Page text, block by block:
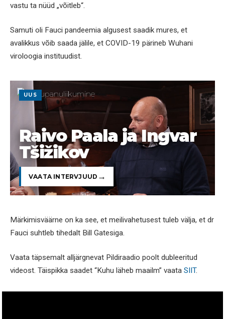
vastu ta nüüd „võitleb“.
Samuti oli Fauci pandeemia algusest saadik mures, et
avalikkus võib saada jälile, et COVID-19 pärineb Wuhani
viroloogia instituudist.
UUS
Raivo Paala ja Ingvar
Tšižikov
VAATA INTERVJUUD
Märkimisväärne on ka see, et meilivahetusest tuleb välja, et dr
Fauci suhtleb tihedalt Bill Gatesiga.
Vaata täpsemalt alljärgnevat Pildiraadio poolt dubleeritud
videost. Täispikka saadet “Kuhu läheb maailm” vaata SIIT.